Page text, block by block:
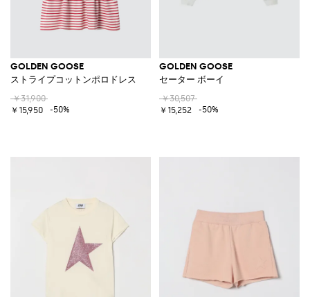
GOLDEN GOOSE
ストライプコットンポロドレス
￥31,900
￥15,950
-50%
GOLDEN GOOSE
セーター ボーイ
￥30,507
￥15,252
-50%